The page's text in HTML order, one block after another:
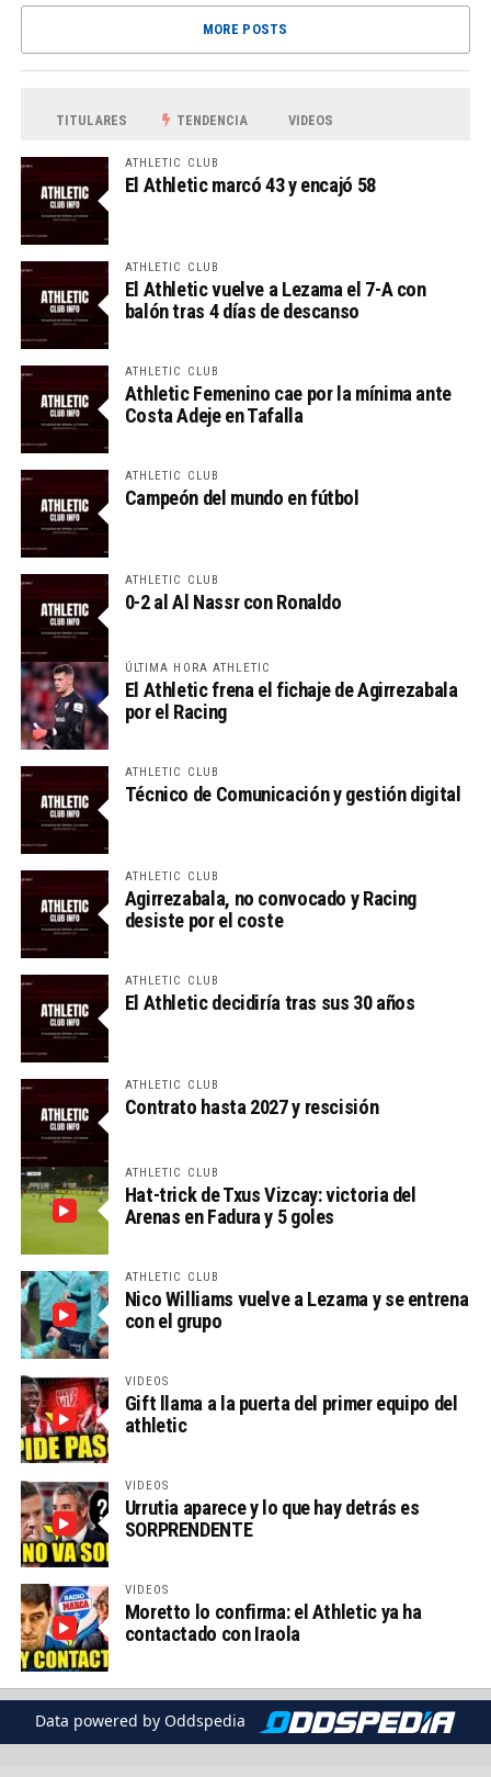
MORE POSTS
TITULARES TENDENCIA VIDEOS
ATHLETIC CLUB
El Athletic marcó 43 y encajó 58
ATHLETIC CLUB
El Athletic vuelve a Lezama el 7-A con
balón tras 4 días de descanso
ATHLETIC CLUB
Athletic Femenino cae por la mínima ante
Costa Adeje en Tafalla
ATHLETIC CLUB
Campeón del mundo en fútbol
ATHLETIC CLUB
0-2 al Al Nassr con Ronaldo
ÚLTIMA HORA ATHLETIC
El Athletic frena el fichaje de Agirrezabala
por el Racing
ATHLETIC CLUB
Técnico de Comunicación y gestión digital
ATHLETIC CLUB
Agirrezabala, no convocado y Racing
desiste por el coste
ATHLETIC CLUB
El Athletic decidiría tras sus 30 años
ATHLETIC CLUB
Contrato hasta 2027 y rescisión
ATHLETIC CLUB
Hat-trick de Txus Vizcay: victoria del
Arenas en Fadura y 5 goles
ATHLETIC CLUB
Nico Williams vuelve a Lezama y se entrena
con el grupo
VIDEOS
Gift llama a la puerta del primer equipo del
athletic
VIDEOS
Urrutia aparece y lo que hay detrás es
SORPRENDENTE
VIDEOS
Moretto lo confirma: el Athletic ya ha
contactado con Iraola
Data powered by Oddspedia